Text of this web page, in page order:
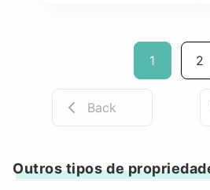
1 2
Back
Outros tipos de